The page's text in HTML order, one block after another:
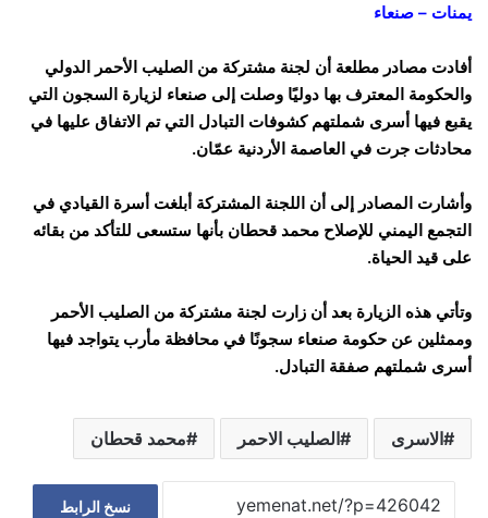
يمنات – صنعاء
أفادت مصادر مطلعة أن لجنة مشتركة من الصليب الأحمر الدولي
والحكومة المعترف بها دوليًا وصلت إلى صنعاء لزيارة السجون التي
يقبع فيها أسرى شملتهم كشوفات التبادل التي تم الاتفاق عليها في
محادثات جرت في العاصمة الأردنية عمّان.
وأشارت المصادر إلى أن اللجنة المشتركة أبلغت أسرة القيادي في
التجمع اليمني للإصلاح محمد قحطان بأنها ستسعى للتأكد من بقائه
على قيد الحياة.
وتأتي هذه الزيارة بعد أن زارت لجنة مشتركة من الصليب الأحمر
وممثلين عن حكومة صنعاء سجونًا في محافظة مأرب يتواجد فيها
أسرى شملتهم صفقة التبادل.
الاسرى الصليب الاحمر محمد قحطان
نسخ الرابط